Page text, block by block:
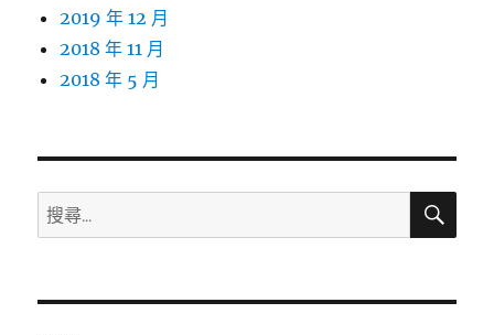
2019 年 12 月
2018 年 11 月
2018 年 5 月
搜
尋
鍵
搜